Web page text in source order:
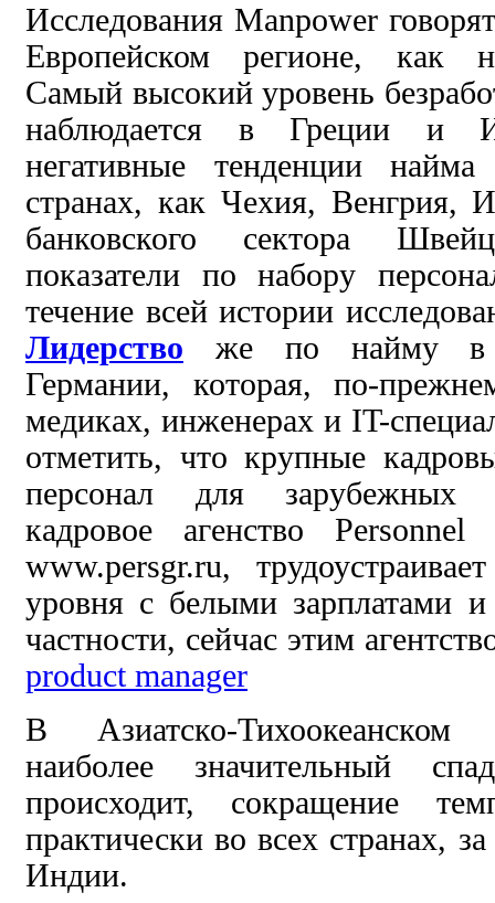
Исследования Manpower
Европейском регионе, как
Самый высокий уровень
наблюдается в
Греции и
негативные тенденции
странах, как Чехия, Венгрия,
банковского сектора
показатели по набору
течение всей истории
Лидерство же по найму в
Германии, которая,по-
медиках, инженерах и IT-
отметить, что крупные
персонал для зарубежных
кадровое агенство
www.persgr.ru,
уровня с белыми зарплатами
частности, сейчас этим
product manager
В Азиатско-
наиболее значительный
происходит, сокращение
практически во всех странах,
Индии.